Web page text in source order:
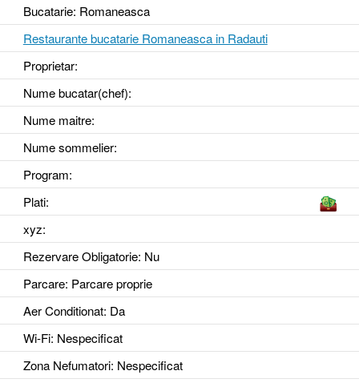
Bucatarie: Romaneasca
Restaurante bucatarie Romaneasca in Radauti
Proprietar:
Nume bucatar(chef):
Nume maitre:
Nume sommelier:
Program:
Plati:
xyz:
Rezervare Obligatorie: Nu
Parcare: Parcare proprie
Aer Conditionat: Da
Wi-Fi: Nespecificat
Zona Nefumatori: Nespecificat